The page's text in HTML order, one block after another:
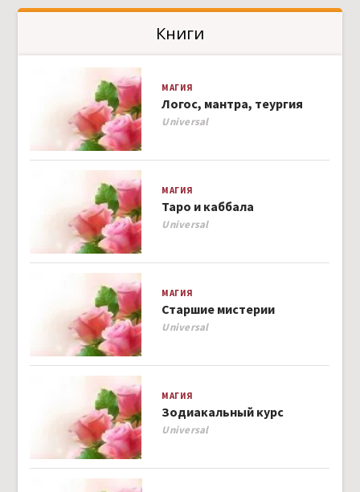
Книги
МАГИЯ
Логос, мантра, теургия
Author
Universal
МАГИЯ
Таро и каббала
Author
Universal
МАГИЯ
Старшие мистерии
Author
Universal
МАГИЯ
Зодиакальный курс
Author
Universal